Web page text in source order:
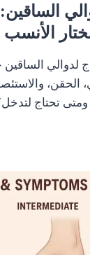
لدوالي
الحقن،
ومتى تحتاج